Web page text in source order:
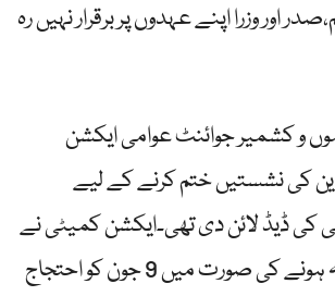
اور وزرا اپنے عہدوں پر برقرار نہیں رہ
و کشمیر جوائنٹ عوامی ایکشن
کی نشستیں ختم کرنے کے لیے
کو 31 مئی کی ڈیڈ لائن دی تھی۔ایکشن کمیٹی نے
مطالبات منظور نہ ہونے کی صورت میں 9 جون کو احتجاج